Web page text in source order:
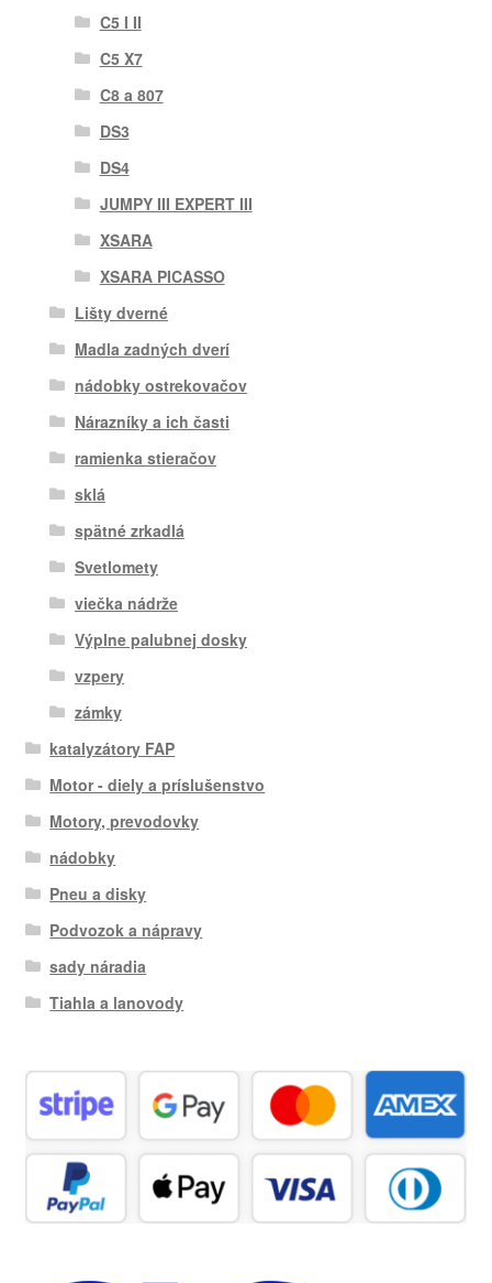
C5 I II
C5 X7
C8 a 807
DS3
DS4
JUMPY III EXPERT III
XSARA
XSARA PICASSO
Lišty dverné
Madla zadných dverí
nádobky ostrekovačov
Nárazníky a ich časti
ramienka stieračov
sklá
spätné zrkadlá
Svetlomety
viečka nádrže
Výplne palubnej dosky
vzpery
zámky
katalyzátory FAP
Motor - diely a príslušenstvo
Motory, prevodovky
nádobky
Pneu a disky
Podvozok a nápravy
sady náradia
Tiahla a lanovody